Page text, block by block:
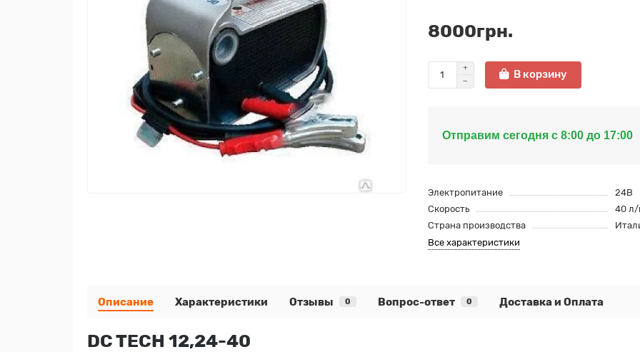
8000грн.
В корзину
Отправим сегодня с 8:00 до 17:00
Электропитание
24В
Скорость
40
Страна производства
Все характеристики
Описание Характеристики Отзывы 0 Вопрос-ответ 0 Доставка и Оплата
DC TECH 12,24-40